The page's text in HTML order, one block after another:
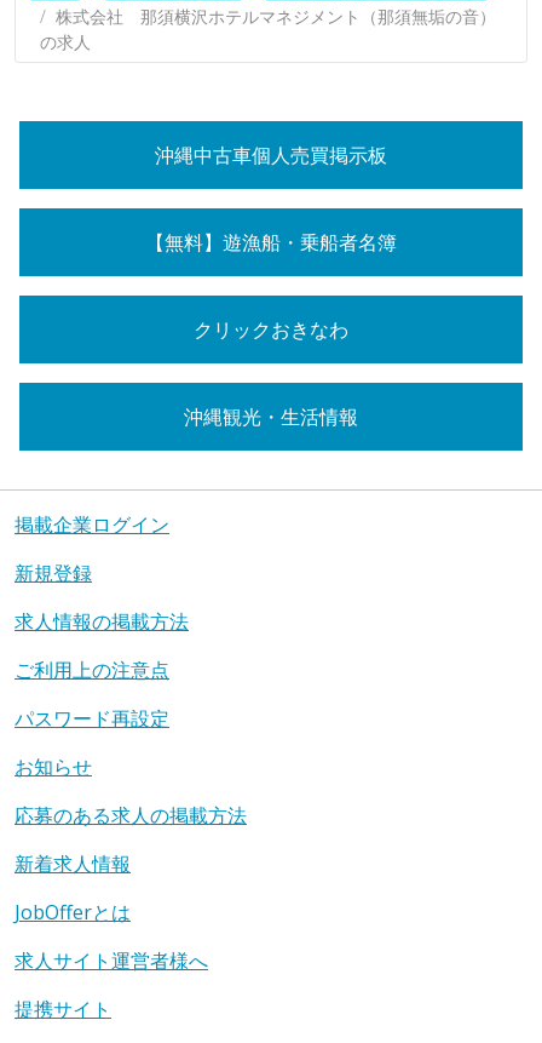
株式会社 那須横沢ホテルマネジメント（那須無垢の音）
の求人
沖縄中古車個人売買掲示板
【無料】遊漁船・乗船者名簿
クリックおきなわ
沖縄観光・生活情報
掲載企業ログイン
新規登録
求人情報の掲載方法
ご利用上の注意点
パスワード再設定
お知らせ
応募のある求人の掲載方法
新着求人情報
JobOfferとは
求人サイト運営者様へ
提携サイト